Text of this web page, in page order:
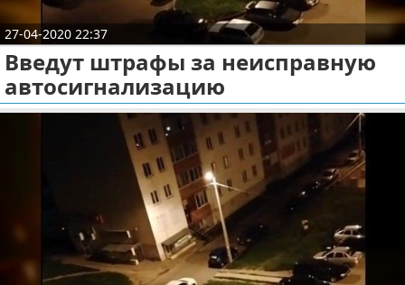
Природа
Философия
Культура
Размещение рекламы
Для правообладателей
Условия предоставления информации
Отказ от ответственности
27-04-2020 22:37
Введут штрафы за неисправную
автосигнализацию